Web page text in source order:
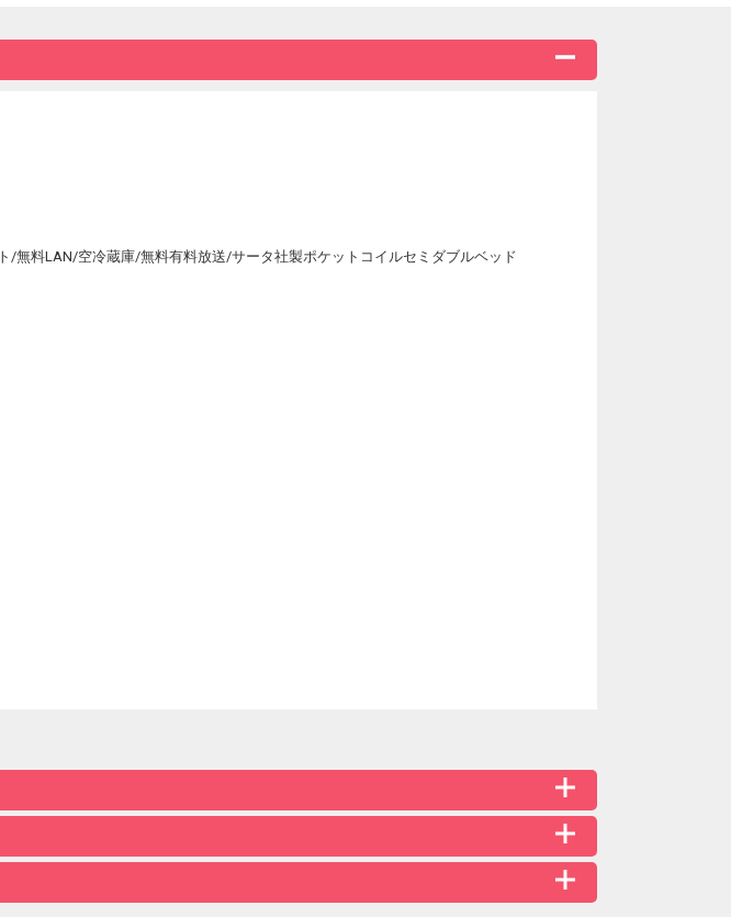
ランドリー！
駅から徒歩1分圏内！
や高知県の食材を使用したお料理をお楽しみくださいませ。
/無料LAN/空冷蔵庫/無料有料放送/サータ社製ポケットコイルセミダブルベッド